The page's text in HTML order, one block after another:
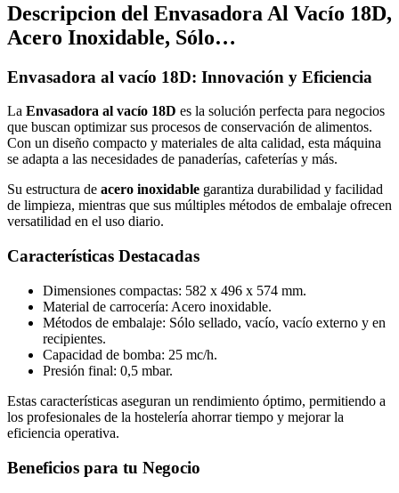
Descripcion del Envasadora Al Vacío 18D,
Acero Inoxidable, Sólo…
Envasadora al vacío 18D: Innovación y Eficiencia
La Envasadora al vacío 18D es la solución perfecta para negocios
que buscan optimizar sus procesos de conservación de alimentos.
Con un diseño compacto y materiales de alta calidad, esta máquina
se adapta a las necesidades de panaderías, cafeterías y más.
Su estructura de acero inoxidable garantiza durabilidad y facilidad
de limpieza, mientras que sus múltiples métodos de embalaje ofrecen
versatilidad en el uso diario.
Características Destacadas
Dimensiones compactas: 582 x 496 x 574 mm.
Material de carrocería: Acero inoxidable.
Métodos de embalaje: Sólo sellado, vacío, vacío externo y en
recipientes.
Capacidad de bomba: 25 mc/h.
Presión final: 0,5 mbar.
Estas características aseguran un rendimiento óptimo, permitiendo a
los profesionales de la hostelería ahorrar tiempo y mejorar la
eficiencia operativa.
Beneficios para tu Negocio